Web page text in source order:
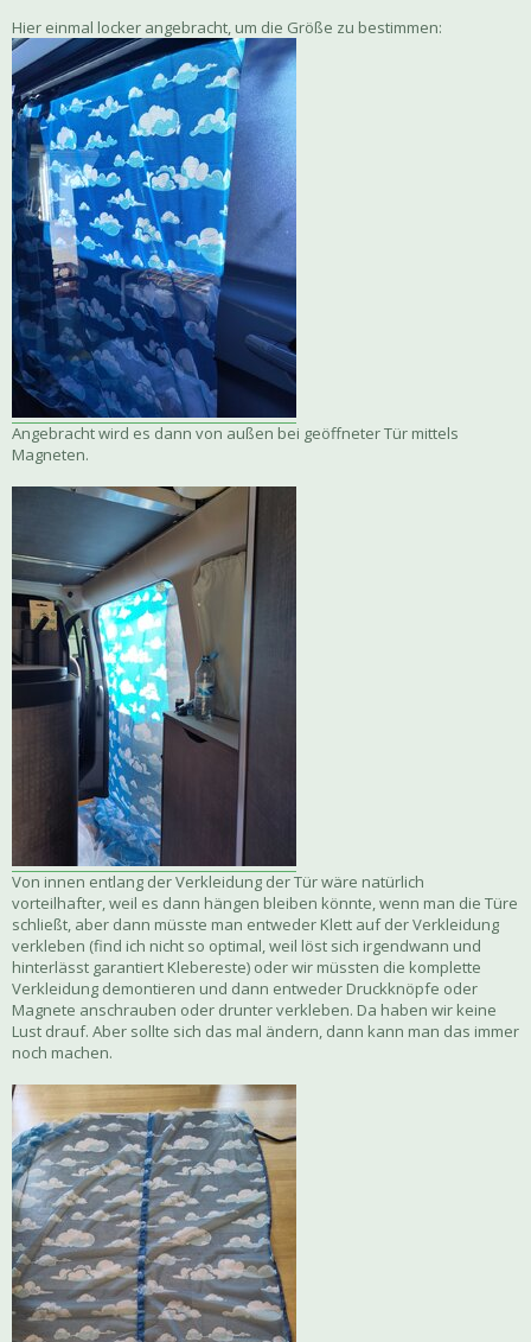
Hier einmal locker angebracht, um die Größe zu bestimmen:
Angebracht wird es dann von außen bei geöffneter Tür mittels
Magneten.
Von innen entlang der Verkleidung der Tür wäre natürlich
vorteilhafter, weil es dann hängen bleiben könnte, wenn man die Türe
schließt, aber dann müsste man entweder Klett auf der Verkleidung
verkleben (find ich nicht so optimal, weil löst sich irgendwann und
hinterlässt garantiert Klebereste) oder wir müssten die komplette
Verkleidung demontieren und dann entweder Druckknöpfe oder
Magnete anschrauben oder drunter verkleben. Da haben wir keine
Lust drauf. Aber sollte sich das mal ändern, dann kann man das immer
noch machen.